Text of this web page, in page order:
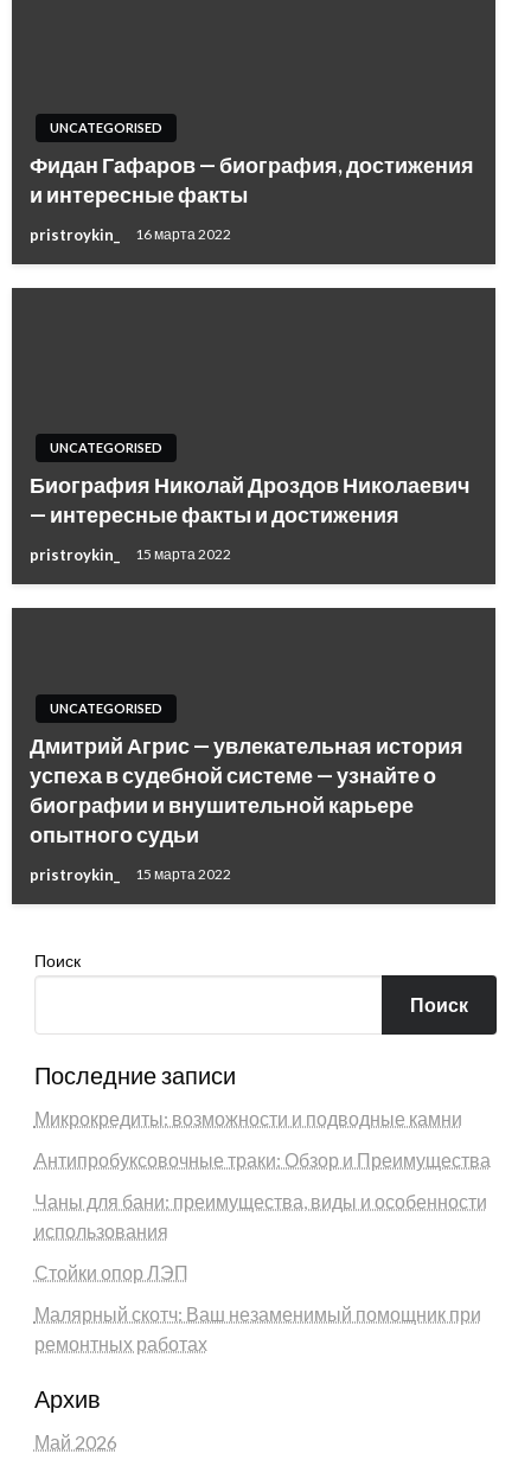
UNCATEGORISED
Фидан Гафаров — биография, достижения
и интересные факты
pristroykin_ 16 марта 2022
UNCATEGORISED
Биография Николай Дроздов Николаевич
— интересные факты и достижения
pristroykin_ 15 марта 2022
UNCATEGORISED
Дмитрий Агрис — увлекательная история
успеха в судебной системе — узнайте о
биографии и внушительной карьере
опытного судьи
pristroykin_ 15 марта 2022
Поиск
Поиск
Последние записи
Микрокредиты: возможности и подводные камни
Антипробуксовочные траки: Обзор и Преимущества
Чаны для бани: преимущества, виды и особенности
использования
Стойки опор ЛЭП
Малярный скотч: Ваш незаменимый помощник при
ремонтных работах
Архив
Май 2026